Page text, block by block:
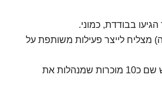
מצליח לייצר פעילות משותפת על
2 מפגשים בשבוע- יש שם כ10 מוכרות שמנהלות את